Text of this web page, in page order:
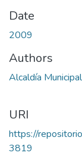
Date
2009
Authors
Alcaldía
URI
https://
3819